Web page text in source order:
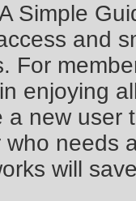
Simple
and
For
enjoying
a new user
who needs
will